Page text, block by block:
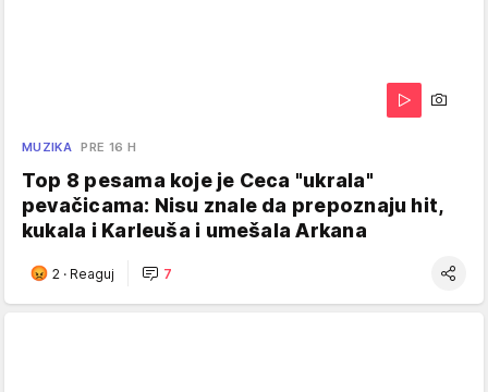
MUZIKA PRE 16 H
Top 8 pesama koje je Ceca "ukrala"
pevačicama: Nisu znale da prepoznaju hit,
kukala i Karleuša i umešala Arkana
2 · Reaguj 7